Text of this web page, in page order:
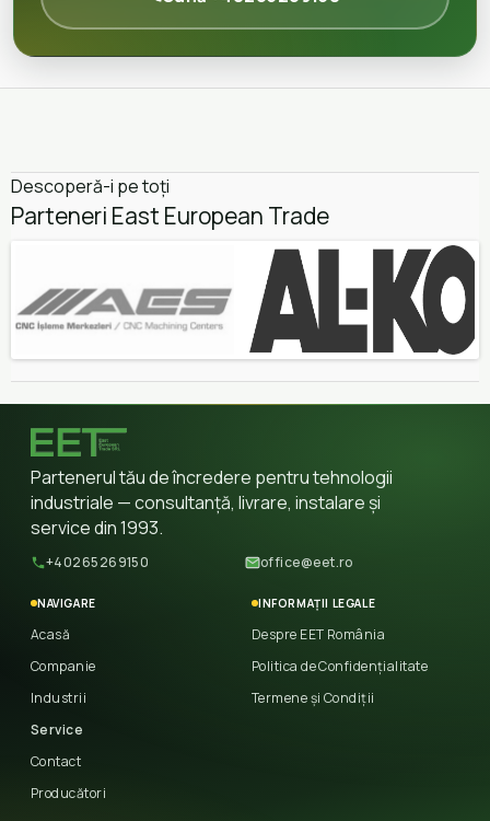
Descoperă-i pe toți
Parteneri East European Trade
Partenerul tău de încredere pentru tehnologii
industriale — consultanță, livrare, instalare și
service din 1993.
+40265269150 office@eet.ro
NAVIGARE
Acasă
Companie
Industrii
Service
Contact
Producători
INFORMAȚII LEGALE
Despre EET România
Politica de Confidențialitate
Termene și Condiții